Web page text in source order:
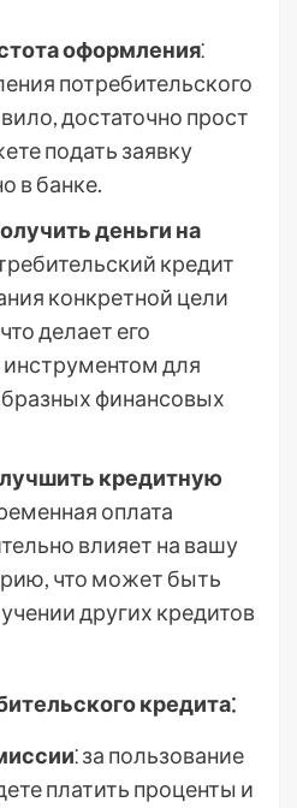
оформления⁚
потребительского
достаточно прост
подать заявку
в банке.
деньги на
кредит
конкретной цели
делает его
для
финансовых
кредитную
оплата
влияет на вашу
что может быть
других кредитов
кредита⁚
⁚ за пользование
платить проценты и